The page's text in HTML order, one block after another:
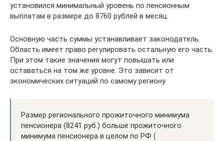
установился минимальный уровень по пенсионным
выплатам в размере до 8760 рублей в месяц.
Основную часть суммы устанавливает законодатель.
Область имеет право регулировать остальную его часть.
При этом такие значения могут повышать или
оставаться на том же уровне. Это зависит от
экономических ситуаций по самому региону.
Размер регионального прожиточного минимума
пенсионера (8241 руб.) больше прожиточного
минимума пенсионера в целом по РФ (